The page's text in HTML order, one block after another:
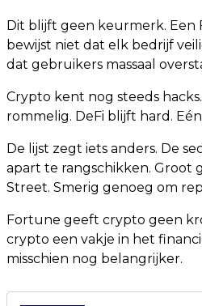
Dit blijft geen keurmerk. Een
bewijst niet dat elk bedrijf
dat gebruikers massaal
Crypto kent nog steeds
rommelig. DeFi blijft hard.
De lijst zegt iets anders. De
apart te rangschikken. Groot
Street. Smerig genoeg om
Fortune geeft crypto geen
crypto een vakje in het
misschien nog belangrijker.